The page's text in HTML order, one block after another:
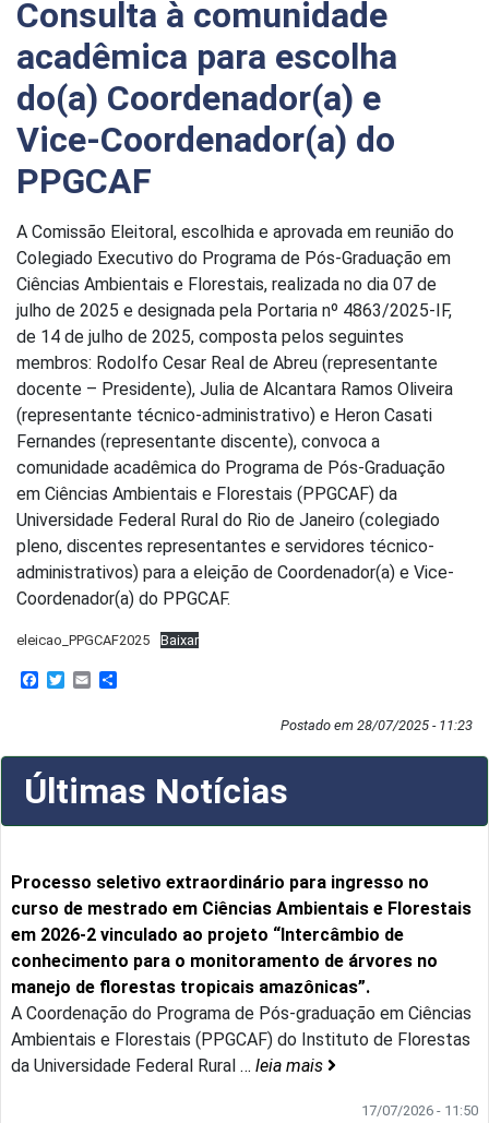
Consulta à comunidade
acadêmica para escolha
do(a) Coordenador(a) e
Vice-Coordenador(a) do
PPGCAF
A Comissão Eleitoral, escolhida e aprovada em reunião do
Colegiado Executivo do Programa de Pós-Graduação em
Ciências Ambientais e Florestais, realizada no dia 07 de
julho de 2025 e designada pela Portaria nº 4863/2025-IF,
de 14 de julho de 2025, composta pelos seguintes
membros: Rodolfo Cesar Real de Abreu (representante
docente – Presidente), Julia de Alcantara Ramos Oliveira
(representante técnico-administrativo) e Heron Casati
Fernandes (representante discente), convoca a
comunidade acadêmica do Programa de Pós-Graduação
em Ciências Ambientais e Florestais (PPGCAF) da
Universidade Federal Rural do Rio de Janeiro (colegiado
pleno, discentes representantes e servidores técnico-
administrativos) para a eleição de Coordenador(a) e Vice-
Coordenador(a) do PPGCAF.
eleicao_PPGCAF2025 Baixar
Facebook
Twitter
Email
Postado em 28/07/2025 - 11:23
Últimas Notícias
Processo seletivo extraordinário para ingresso no
curso de mestrado em Ciências Ambientais e Florestais
em 2026-2 vinculado ao projeto “Intercâmbio de
conhecimento para o monitoramento de árvores no
manejo de florestas tropicais amazônicas”.
A Coordenação do Programa de Pós-graduação em Ciências
Ambientais e Florestais (PPGCAF) do Instituto de Florestas
da Universidade Federal Rural … leia mais
17/07/2026 - 11:50